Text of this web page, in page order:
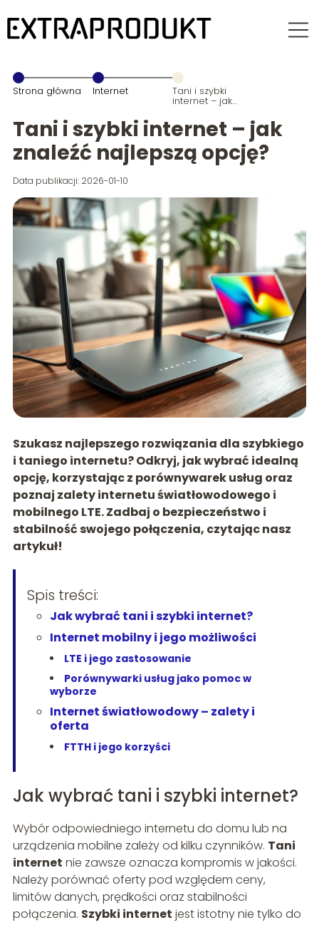
Strona główna Internet Tani i szybki
internet – jak
opcję?
Tani i szybki internet – jak
znaleźć najlepszą opcję?
Data publikacji: 2026-01-10
Szukasz najlepszego rozwiązania dla szybkiego
i taniego internetu? Odkryj, jak wybrać idealną
opcję, korzystając z porównywarek usług oraz
poznaj zalety internetu światłowodowego i
mobilnego LTE. Zadbaj o bezpieczeństwo i
stabilność swojego połączenia, czytając nasz
artykuł!
Spis treści:
Jak wybrać tani i szybki internet?
Internet mobilny i jego możliwości
LTE i jego zastosowanie
Porównywarki usług jako pomoc w
wyborze
Internet światłowodowy – zalety i
oferta
FTTH i jego korzyści
Jak wybrać tani i szybki internet?
Wybór odpowiedniego internetu do domu lub na
urządzenia mobilne zależy od kilku czynników. Tani
internet nie zawsze oznacza kompromis w jakości.
Należy porównać oferty pod względem ceny,
limitów danych, prędkości oraz stabilności
połączenia. Szybki internet jest istotny nie tylko do